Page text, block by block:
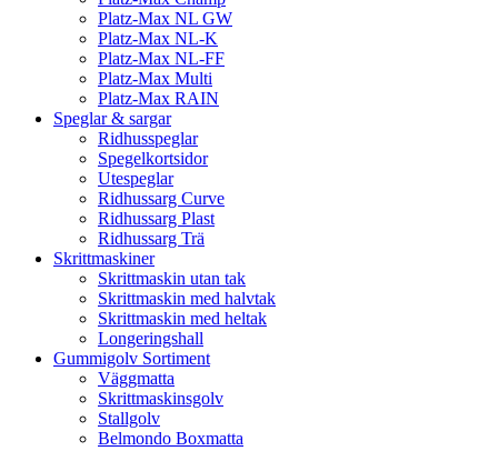
Platz-Max NL GW
Platz-Max NL-K
Platz-Max NL-FF
Platz-Max Multi
Platz-Max RAIN
Speglar & sargar
Ridhusspeglar
Spegelkortsidor
Utespeglar
Ridhussarg Curve
Ridhussarg Plast
Ridhussarg Trä
Skrittmaskiner
Skrittmaskin utan tak
Skrittmaskin med halvtak
Skrittmaskin med heltak
Longeringshall
Gummigolv Sortiment
Väggmatta
Skrittmaskinsgolv
Stallgolv
Belmondo Boxmatta